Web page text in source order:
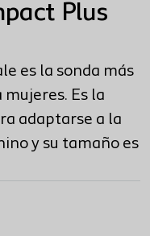
Plus
es la sonda más
Es la
adaptarse a la
y su tamaño es